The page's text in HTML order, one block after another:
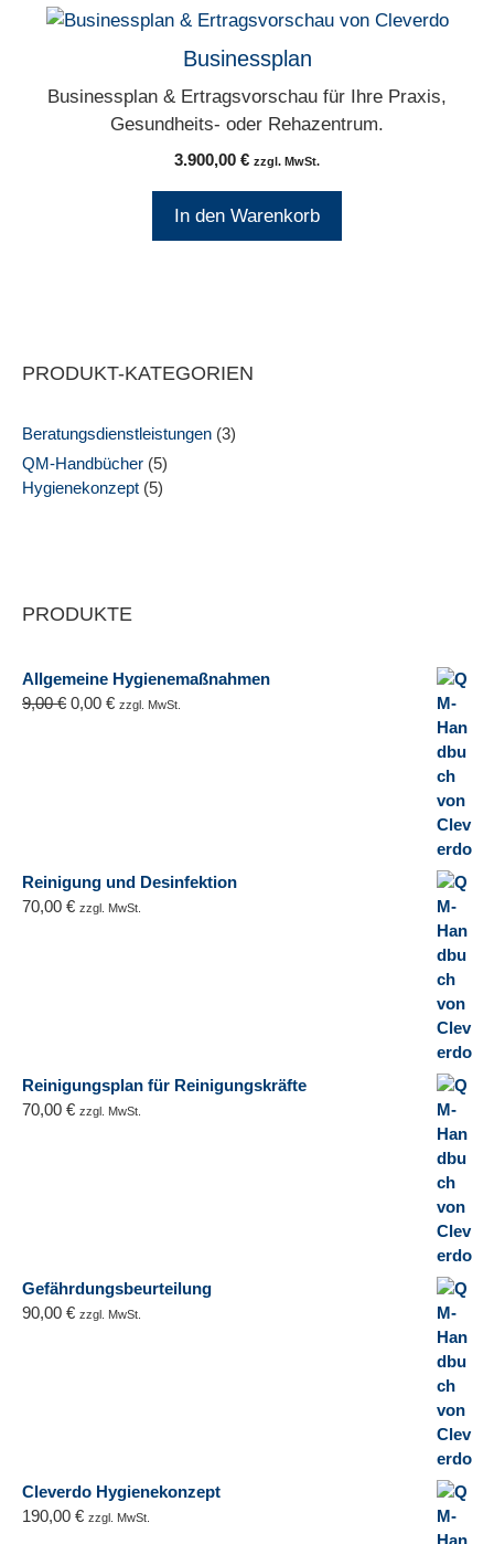
Businessplan
Businessplan & Ertragsvorschau für Ihre Praxis,
Gesundheits- oder Rehazentrum.
3.900,00 € zzgl. MwSt.
In den Warenkorb
PRODUKT-KATEGORIEN
Beratungsdienstleistungen (3)
QM-Handbücher (5)
Hygienekonzept (5)
PRODUKTE
Allgemeine Hygienemaßnahmen
9,00€ 0,00 € zzgl. MwSt.
Reinigung und Desinfektion
70,00 € zzgl. MwSt.
Reinigungsplan für Reinigungskräfte
70,00 € zzgl. MwSt.
Gefährdungsbeurteilung
90,00 € zzgl. MwSt.
Cleverdo Hygienekonzept
190,00 € zzgl. MwSt.